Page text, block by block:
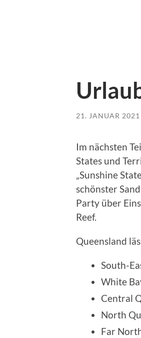
21. JANUAR 2021
Im nächsten
States und
„Sunshine
schönster
Party über
Reef.
Queensland
South-
White
Central
North
Far